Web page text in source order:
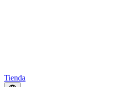
Tienda